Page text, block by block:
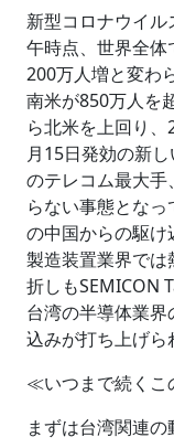
新型コロナウイ
午時点、世界全
200万人増と変わ
南米が850万人を
ら北米を上回り
月15日発効の新
のテレコム最大
らない事態とな
の中国からの駆
製造装置業界では
折しもSEMICON
台湾の半導体業
込みが打ち上げら
≪いつまで続くこ
まずは台湾関連の